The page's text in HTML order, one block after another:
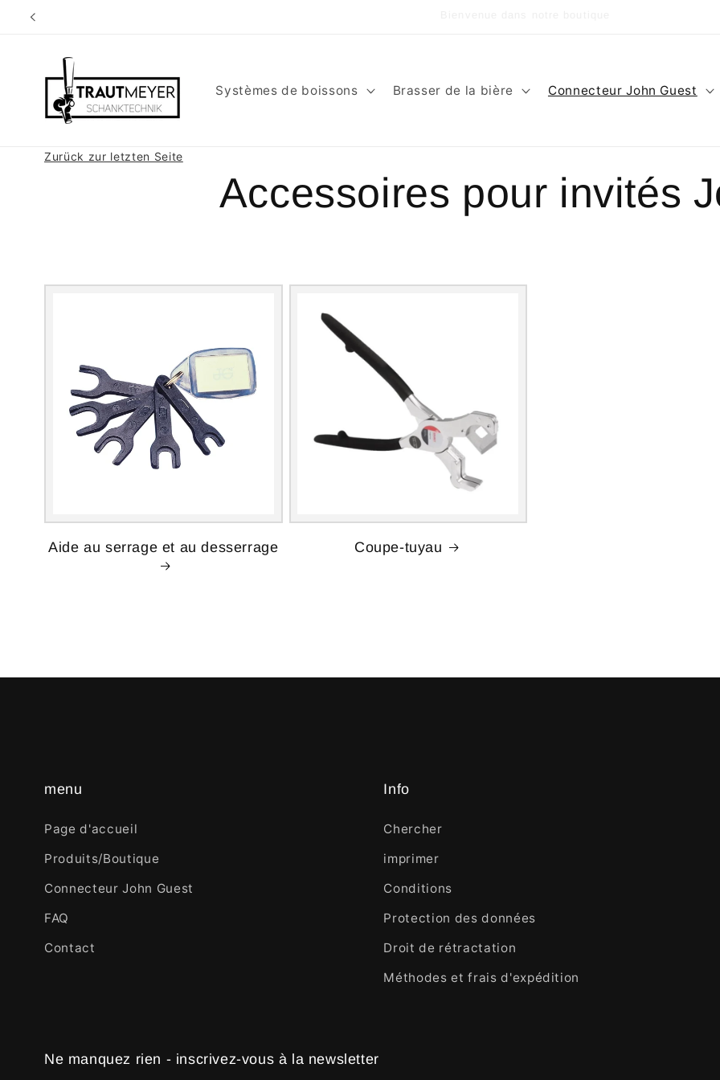
passer
Systèmes de boissons Brasser de la bière Connecteur John Guest
Zurück zur letzten Seite
Accessoires pour invités
Aide au serrage et au desserrage Coupe-tuyau
menu
Page d'accueil
Produits/Boutique
Connecteur John Guest
FAQ
Contact
Info
Chercher
imprimer
Conditions
Protection des données
Droit de rétractation
Méthodes et frais d'expédition
Ne manquez rien - inscrivez-vous à la newsletter